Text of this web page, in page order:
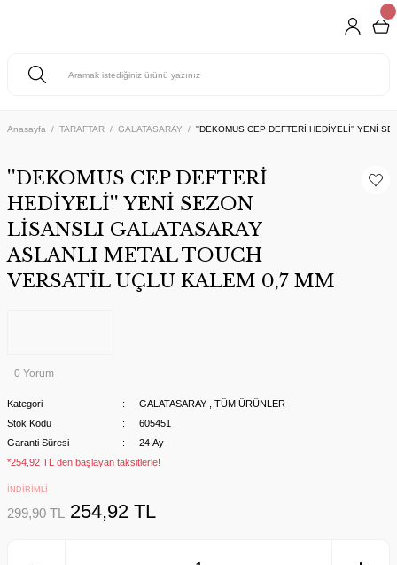
Anasayfa TARAFTAR GALATASARAY ''DEKOMUS CEP DEFTERİ HEDİYELİ'' YENİ
''DEKOMUS CEP DEFTERİ
HEDİYELİ'' YENİ SEZON
LİSANSLI GALATASARAY
ASLANLI METAL TOUCH
VERSATİL UÇLU KALEM 0,7 MM
0 Yorum
Kategori GALATASARAY
TÜM ÜRÜNLER
Stok Kodu
605451
Garanti Süresi
24 Ay
*254,92 TL den başlayan taksitlerle!
İNDİRİMLİ
299,90 TL 254,92 TL